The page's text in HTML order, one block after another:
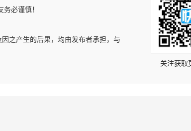
必谨慎！
之产生的后果，均由发布者承担，与
关注获取